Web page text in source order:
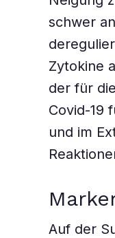
schwer
Zytokine
der für
Covid-19
und im
Auf der